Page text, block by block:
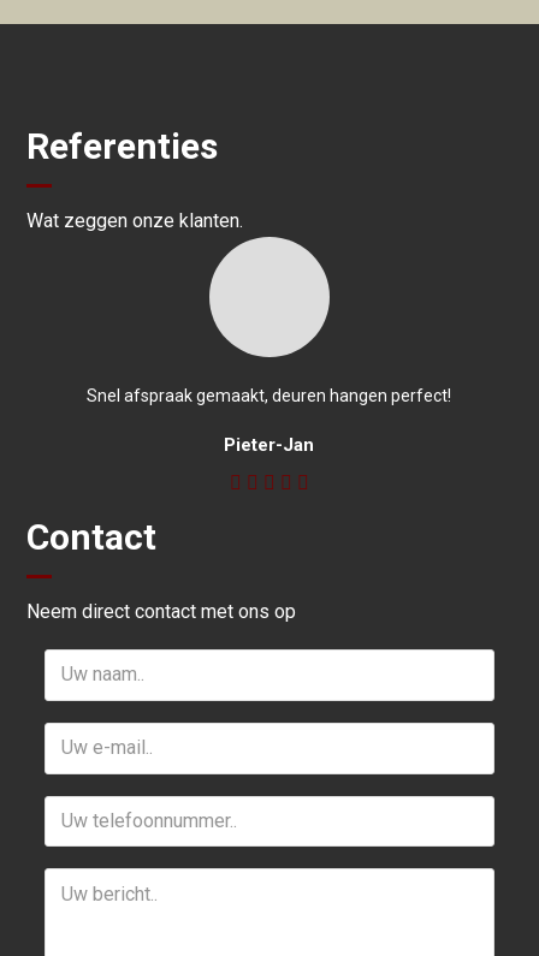
Referenties
Wat zeggen onze klanten.
Snel afspraak gemaakt, deuren hangen perfect!
Pieter-Jan
Contact
Neem direct contact met ons op